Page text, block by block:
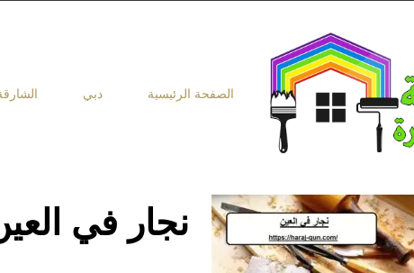
الصفحة الرئيسية دبي
نجار في العين |0503418441| نجار